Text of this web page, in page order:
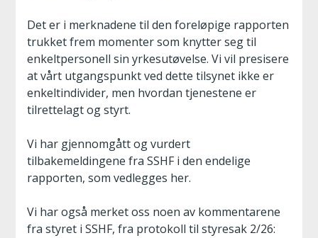
Det er i merknadene til den foreløpige rapporten
trukket frem momenter som knytter seg til
enkeltpersonell sin yrkesutøvelse. Vi vil presisere
at vårt utgangspunkt ved dette tilsynet ikke er
enkeltindivider, men hvordan tjenestene er
tilrettelagt og styrt.
Vi har gjennomgått og vurdert
tilbakemeldingene fra SSHF i den endelige
rapporten, som vedlegges her.
Vi har også merket oss noen av kommentarene
fra styret i SSHF, fra protokoll til styresak 2/26: